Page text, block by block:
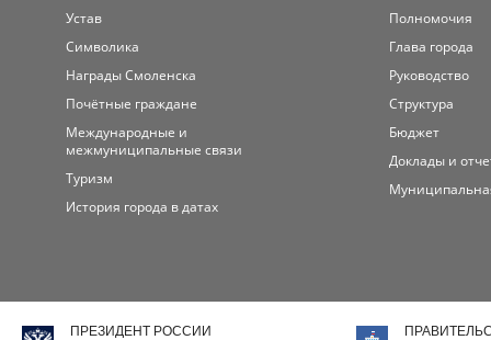
Устав
Символика
Награды Смоленска
Почётные граждане
Международные и
межмуниципальные связи
Туризм
История города в датах
Полномочия
Глава города
Руководство
Структура
Бюджет
Доклады и
ПРЕЗИДЕНТ РОССИИ